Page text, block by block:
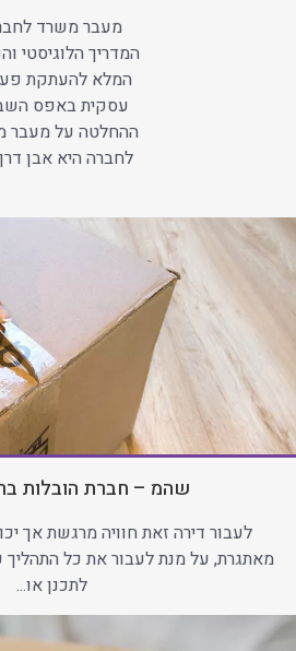
מעבר משרד
המדריך הלוגיסטי
המלא להעתקת
עסקית באפס
ההחלטה על מעבר
לחברה היא אבן
שהמ – חברת הובלות
לעבור דירה זאת חוויה מרגשת אך
מאתגרת, על מנת לעבור את כל התהליך
לתכנן או...